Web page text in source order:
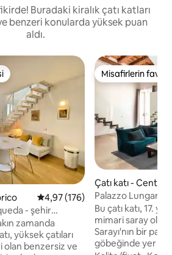
Buradaki kiralık çatı katları
benzeri konularda yüksek puan
aldı.
en beğenilenler arasında
5 üzerinden ortalama 4,97
4,97 (176)
- şehir
zamanda
yüksek çatıları
benzersiz ve
Misafirlerin
Misafirlerin
Çatı katı - Centro
Palazzo
Bu çatı katı, 17.
mimari saray olan
Sarayı'nın bir
göbeğinde yer